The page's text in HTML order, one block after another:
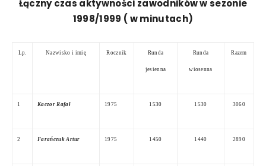
Łączny czas aktywności zawodników w sezonie
1998/1999 ( w minutach)
Lp. Nazwisko i imię Rocznik Runda
jesienna
Runda
wiosenna
Razem
1 Kaczor Rafał 1975 1530 1530 3060
2 Farańczuk Artur 1975 1450 1440 2890